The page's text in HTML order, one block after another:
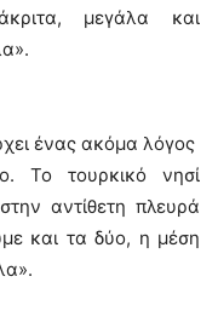
μεγάλα και
ένας ακόμα λόγος
Το τουρκικό νησί
αντίθετη πλευρά
και τα δύο, η μέση